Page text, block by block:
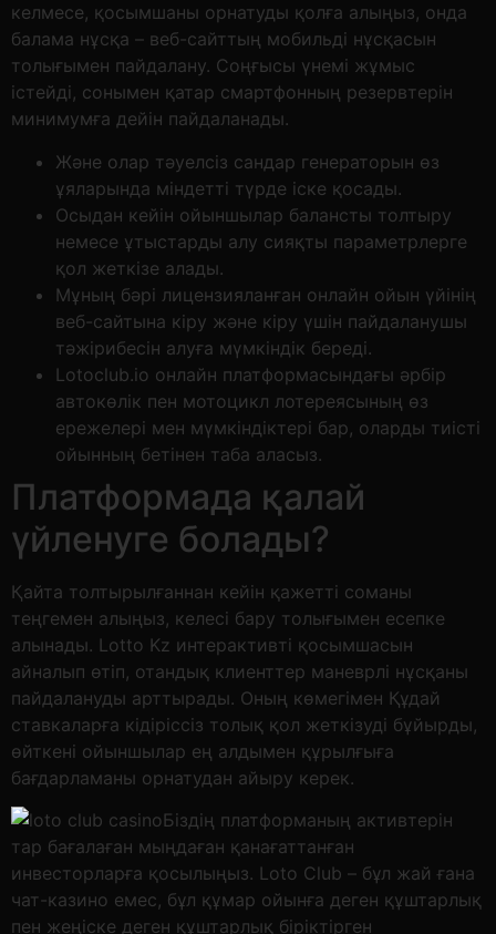
келмесе, қосымшаны орнатуды қолға алыңыз, онда
балама нұсқа – веб-сайттың мобильді нұсқасын
толығымен пайдалану. Соңғысы үнемі жұмыс
істейді, сонымен қатар смартфонның резервтерін
минимумға дейін пайдаланады.
Және олар тәуелсіз сандар генераторын өз
ұяларында міндетті түрде іске қосады.
Осыдан кейін ойыншылар балансты толтыру
немесе ұтыстарды алу сияқты параметрлерге
қол жеткізе алады.
Мұның бәрі лицензияланған онлайн ойын үйінің
веб-сайтына кіру және кіру үшін пайдаланушы
тәжірибесін алуға мүмкіндік береді.
Lotoclub.io онлайн платформасындағы әрбір
автокөлік пен мотоцикл лотереясының өз
ережелері мен мүмкіндіктері бар, оларды тиісті
ойынның бетінен таба аласыз.
Платформада қалай
үйленуге болады?
Қайта толтырылғаннан кейін қажетті соманы
теңгемен алыңыз, келесі бару толығымен есепке
алынады. Lotto Kz интерактивті қосымшасын
айналып өтіп, отандық клиенттер маневрлі нұсқаны
пайдалануды арттырады. Оның көмегімен Құдай
ставкаларға кідіріссіз толық қол жеткізуді бұйырды,
өйткені ойыншылар ең алдымен құрылғыға
бағдарламаны орнатудан айыру керек.
Біздің платформаның активтерін
тар бағалаған мыңдаған қанағаттанған
инвесторларға қосылыңыз. Loto Club – бұл жай ғана
чат-казино емес, бұл құмар ойынға деген құштарлық
пен жеңіске деген құштарлық біріктірген